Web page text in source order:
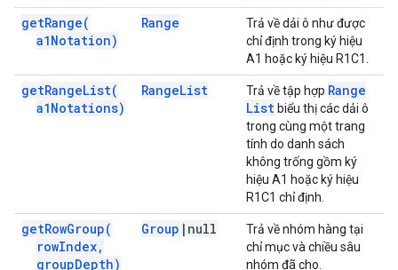
getRange(
a1Notation)
Range
Trả về dải ô như được
chỉ định trong ký hiệu
A1 hoặc ký hiệu R1C1.
getRangeList(
a1Notations)
RangeList Trả về tập hợp Range
List biểu thị các dải ô
trong cùng một trang
tính do danh sách
không trống gồm ký
hiệu A1 hoặc ký hiệu
R1C1 chỉ định.
getRowGroup(
rowIndex,
groupDepth)
Group | null
Trả về nhóm hàng tại
chỉ mục và chiều sâu
nhóm đã cho.